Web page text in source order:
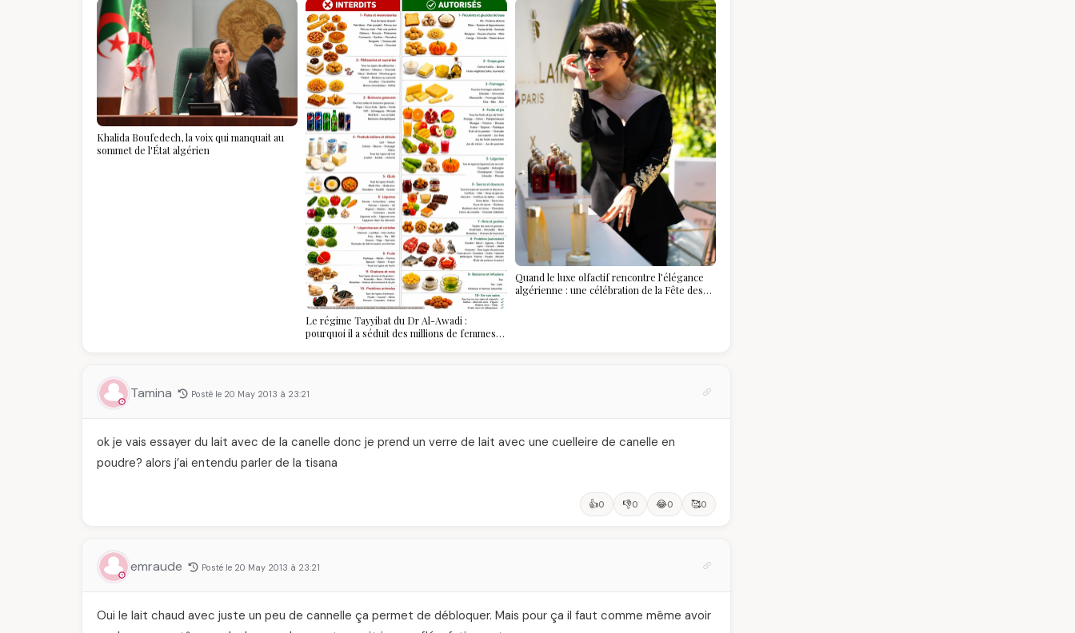
Khalida Boufedech, la voix qui manquait au
sommet de l'État algérien
Le régime Tayyibat du Dr Al-Awadi :
pourquoi il a séduit des millions de femmes
Quand le luxe olfactif rencontre l’élégance
algérienne : une célébration de la Fête des
Tamina Posté le 20 May 2013 à 23:21
ok je vais essayer du lait avec de la canelle donc je prend un verre de lait avec une cuelleire de canelle en
poudre? alors j’ai entendu parler de la tisana
👍0 👎0 😂0 🥰0
emraude Posté le 20 May 2013 à 23:21
Oui le lait chaud avec juste un peu de cannelle ça permet de débloquer. Mais pour ça il faut comme même avoir